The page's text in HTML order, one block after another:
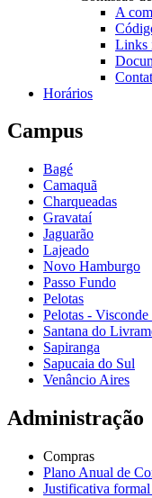
A
Links
Horários
Campus
Bagé
Camaquã
Charqueadas
Gravataí
Jaguarão
Lajeado
Novo Hamburgo
Passo Fundo
Pelotas
Pelotas - Visconde
Santana do
Sapiranga
Sapucaia do Sul
Venâncio Aires
Administração
Compras
Plano Anual de
Justificativa formal